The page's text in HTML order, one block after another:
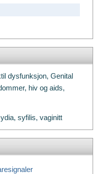
dysfunksjon, Genital
hiv og aids,
syfilis, vaginitt